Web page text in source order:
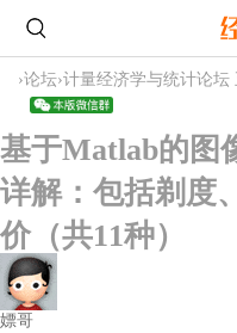
›论坛›计量经济学与统计论坛
基于Matlab的图
详解：包括剃度
价（共11种）
嫖哥